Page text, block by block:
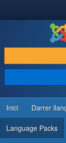
DESCARREGA &
DESCOBRIR &
COMUNITAT &
RECURSOS PER
Inici Darrer
Language Packs